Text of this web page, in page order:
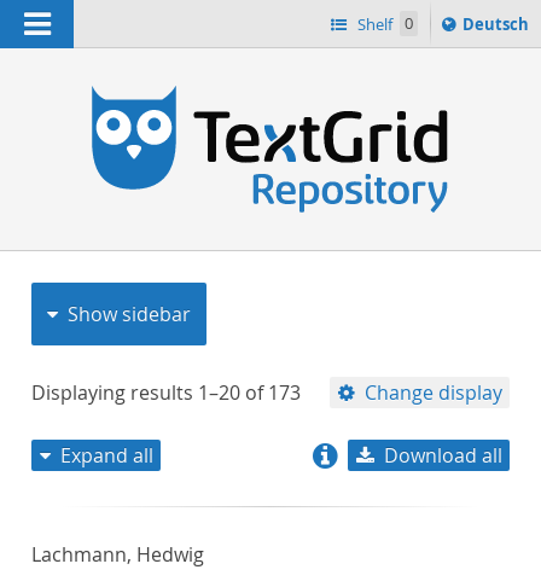
Navigation Shelf 0
Sprache
ï¿½ndern
Deutsch
Show sidebar
Displaying results 1–20 of173 Change display
Expand all Download all
Lachmann, Hedwig